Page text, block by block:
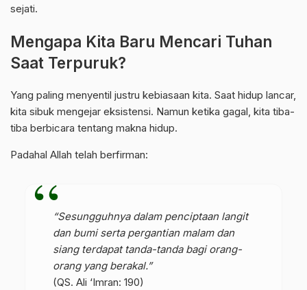
sejati.
Mengapa Kita Baru Mencari Tuhan
Saat Terpuruk?
Yang paling menyentil justru kebiasaan kita. Saat hidup lancar,
kita sibuk mengejar eksistensi. Namun ketika gagal, kita tiba-
tiba berbicara tentang makna hidup.
Padahal Allah telah berfirman:
“Sesungguhnya dalam penciptaan langit
dan bumi serta pergantian malam dan
siang terdapat tanda-tanda bagi orang-
orang yang berakal.”
(QS. Ali ‘Imran: 190)